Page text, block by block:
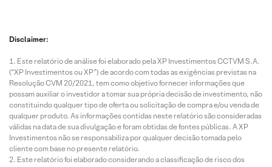
Disclaimer:
Este relatório de análise foi elaborado pela XP Investimentos CCTVM S.A.
(“XP Investimentos ou XP”) de acordo com todas as exigências previstas na
Resolução CVM 20/2021, tem como objetivo fornecer informações que
possam auxiliar o investidor a tomar sua própria decisão de investimento, não
constituindo qualquer tipo de oferta ou solicitação de compra e/ou venda de
qualquer produto. As informações contidas neste relatório são consideradas
válidas na data de sua divulgação e foram obtidas de fontes públicas. A XP
Investimentos não se responsabiliza por qualquer decisão tomada pelo
cliente com base no presente relatório.
Este relatório foi elaborado considerando a classificação de risco dos